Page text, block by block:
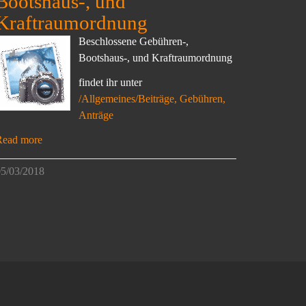
Beschlossene Gebühren-,
Bootshaus-, und Kraftraumordnung
findet ihr unter
/Allgemeines/Beiträge, Gebühren,
Anträge
more
03/2018